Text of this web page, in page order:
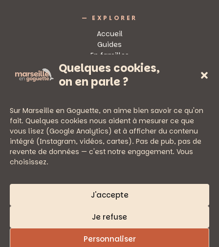
Quelques cookies,
on en parle ?
Sur Marseille en Goguette, on aime bien savoir ce qu'on
fait. Quelques cookies nous aident à mesurer ce que
vous lisez (Google Analytics) et à afficher du contenu
intégré (Instagram, vidéos, cartes). Pas de pub, pas de
revente de données — c'est notre engagement. Vous
choisissez.
J'accepte
Je refuse
Personnaliser
— EXPLORER
Accueil
Guides
En familles
Sorties
— PRATIQUE
Newsletter